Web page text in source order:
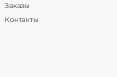
Заказы
Контакты